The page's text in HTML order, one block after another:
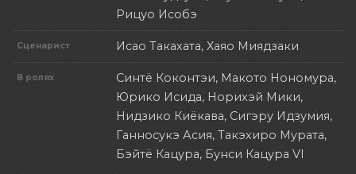
Рицуо Исобэ
Сценарист Исао Такахата, Хаяо Миядзаки
В ролях
Синтё Коконтэи, Макото Нономура,
Юрико Исида, Норихэй Мики,
Нидзико Киёкава, Сигэру Идзумия,
Ганносукэ Асия, Такэхиро Мурата,
Бэйтё Кацура, Бунси Кацура VI